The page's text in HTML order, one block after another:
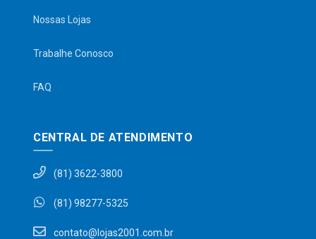
Nossas Lojas
Trabalhe Conosco
FAQ
CENTRAL DE ATENDIMENTO
(81) 3622-3800
(81) 98277-5325
contato@lojas2001.com.br